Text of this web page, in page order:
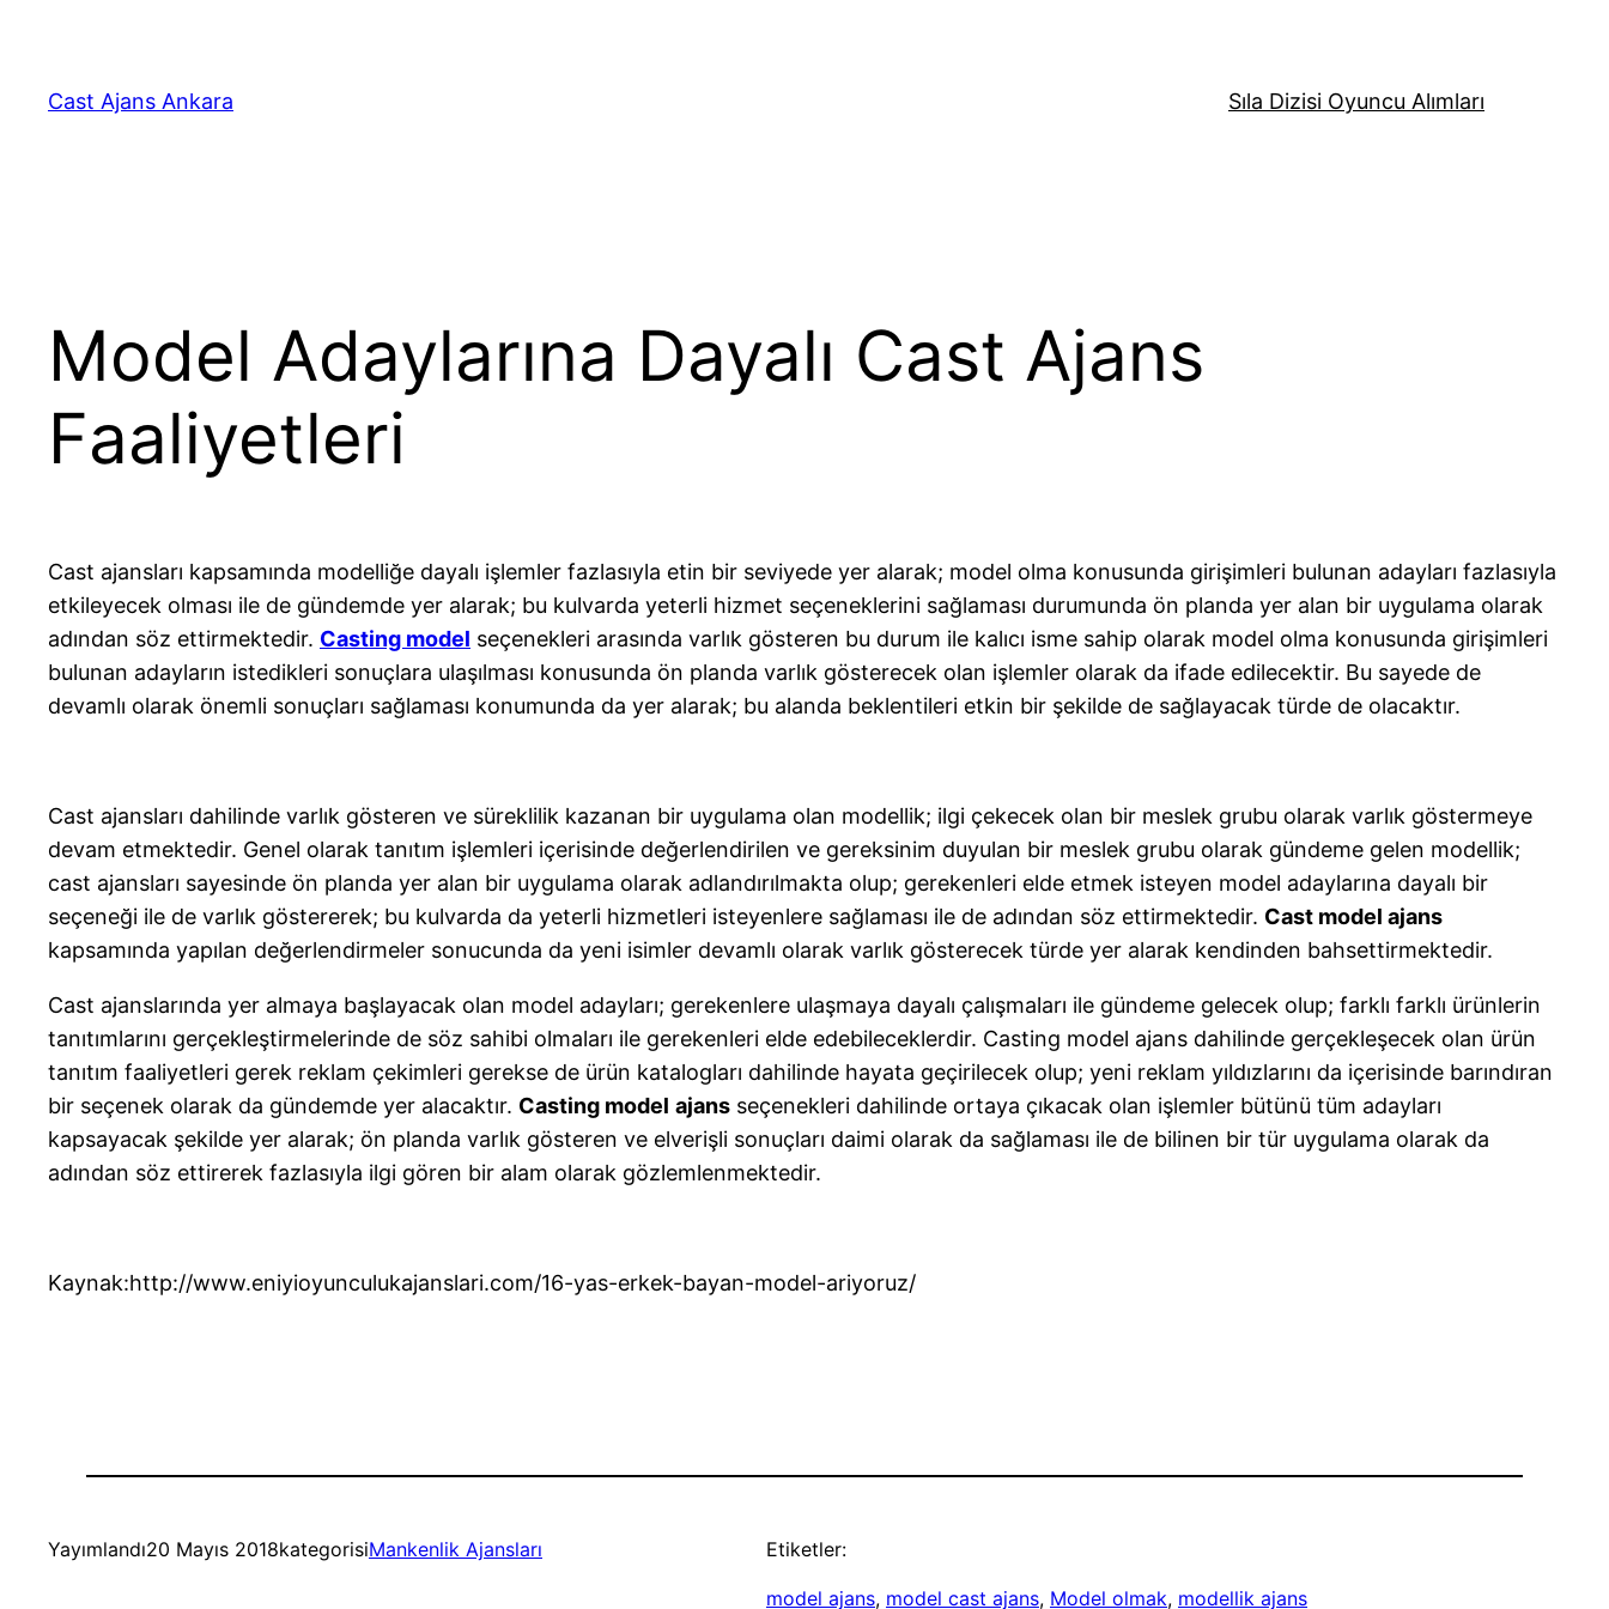
Cast Ajans Ankara
Sıla Dizisi Oyuncu Alımları
Model Adaylarına Dayalı Cast Ajans
Faaliyetleri
Cast ajansları kapsamında modelliğe dayalı işlemler fazlasıyla etin bir seviyede yer alarak; model olma konusunda girişimleri bulunan adayları fazlasıyla
etkileyecek olması ile de gündemde yer alarak; bu kulvarda yeterli hizmet seçeneklerini sağlaması durumunda ön planda yer alan bir uygulama olarak
adından söz ettirmektedir. Casting model seçenekleri arasında varlık gösteren bu durum ile kalıcı isme sahip olarak model olma konusunda girişimleri
bulunan adayların istedikleri sonuçlara ulaşılması konusunda ön planda varlık gösterecek olan işlemler olarak da ifade edilecektir. Bu sayede de
devamlı olarak önemli sonuçları sağlaması konumunda da yer alarak; bu alanda beklentileri etkin bir şekilde de sağlayacak türde de olacaktır.
Cast ajansları dahilinde varlık gösteren ve süreklilik kazanan bir uygulama olan modellik; ilgi çekecek olan bir meslek grubu olarak varlık göstermeye
devam etmektedir. Genel olarak tanıtım işlemleri içerisinde değerlendirilen ve gereksinim duyulan bir meslek grubu olarak gündeme gelen modellik;
cast ajansları sayesinde ön planda yer alan bir uygulama olarak adlandırılmakta olup; gerekenleri elde etmek isteyen model adaylarına dayalı bir
seçeneği ile de varlık göstererek; bu kulvarda da yeterli hizmetleri isteyenlere sağlaması ile de adından söz ettirmektedir. Cast model ajans
kapsamında yapılan değerlendirmeler sonucunda da yeni isimler devamlı olarak varlık gösterecek türde yer alarak kendinden bahsettirmektedir.
Cast ajanslarında yer almaya başlayacak olan model adayları; gerekenlere ulaşmaya dayalı çalışmaları ile gündeme gelecek olup; farklı farklı ürünlerin
tanıtımlarını gerçekleştirmelerinde de söz sahibi olmaları ile gerekenleri elde edebileceklerdir. Casting model ajans dahilinde gerçekleşecek olan ürün
tanıtım faaliyetleri gerek reklam çekimleri gerekse de ürün katalogları dahilinde hayata geçirilecek olup; yeni reklam yıldızlarını da içerisinde barındıran
bir seçenek olarak da gündemde yer alacaktır. Casting model ajans seçenekleri dahilinde ortaya çıkacak olan işlemler bütünü tüm adayları
kapsayacak şekilde yer alarak; ön planda varlık gösteren ve elverişli sonuçları daimi olarak da sağlaması ile de bilinen bir tür uygulama olarak da
adından söz ettirerek fazlasıyla ilgi gören bir alam olarak gözlemlenmektedir.
Kaynak:http://www.eniyioyunculukajanslari.com/16-yas-erkek-bayan-model-ariyoruz/
Yayımlandı20 Mayıs 2018kategorisiMankenlik Ajansları Etiketler:
model ajans, model cast ajans, Model olmak, modellik ajans